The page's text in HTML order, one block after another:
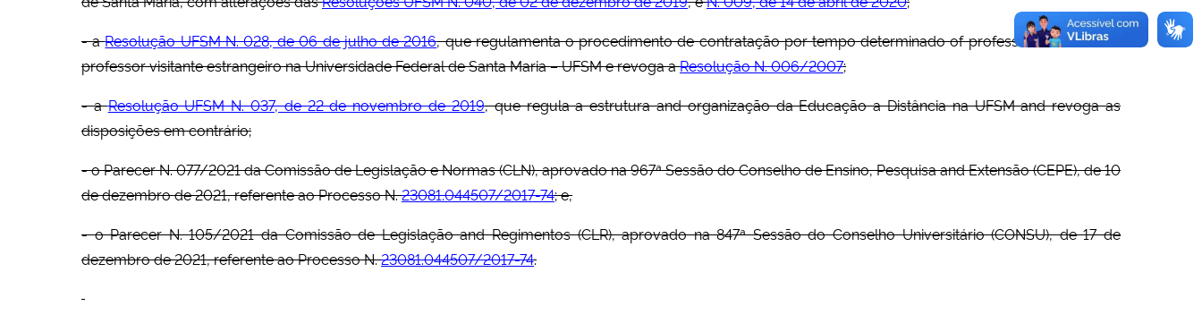
- aResolução UFSM N. 028, de 06 de julho de 2016, que regulamenta o procedimento de contratação por tempo determinado of professor visitante and
professor visitante estrangeiro na Universidade Federal de Santa Maria – UFSM e revoga aResolução N. 006/2007;
- aResolução UFSM N. 037, de 22 de novembro de 2019, que regula a estrutura and organização da Educação a Distância na UFSM and revoga as
disposições em contrário;
- o Parecer N. 077/2021 da Comissão de Legislação e Normas (CLN), aprovado na 967ª Sessão do Conselho de Ensino, Pesquisa and Extensão (CEPE), de 10
de dezembro de 2021, referente ao Processo N.23081.044507/2017-74; e,
- o Parecer N. 105/2021 da Comissão de Legislação and Regimentos (CLR), aprovado na 847ª Sessão do Conselho Universitário (CONSU), de 17 de
dezembro de 2021, referente ao Processo N.23081.044507/2017-74.